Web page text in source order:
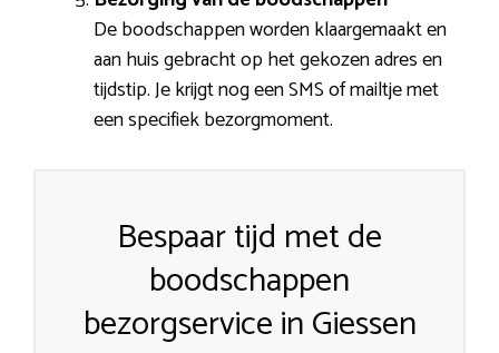
De boodschappen worden klaargemaakt en
aan huis gebracht op het gekozen adres en
tijdstip. Je krijgt nog een SMS of mailtje met
een specifiek bezorgmoment.
Bespaar tijd met de
boodschappen
bezorgservice in Giessen